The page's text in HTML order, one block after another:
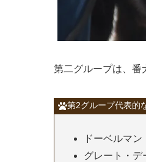
第二グループは、番
第2グループ代表的
ドーベルマン
グレート・デ